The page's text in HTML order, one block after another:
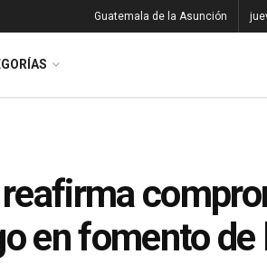
Guatemala de la Asunción
en fomento de